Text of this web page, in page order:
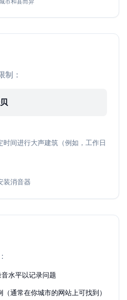
制：
间进行大声建筑（例如，工作日
装消音器
水平以记录问题
通常在你城市的网站上可找到）